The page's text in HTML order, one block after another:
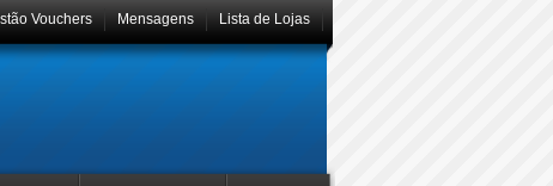
Lista de Lojas
Mensagens
Vouchers